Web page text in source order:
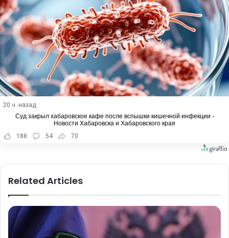
20 ч. назад
Суд закрыл хабаровское кафе после вспышки кишечной инфекции -
Новости Хабаровска и Хабаровского края
188
54 70
Related Articles